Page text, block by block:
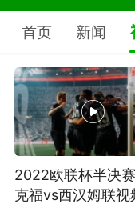
首页 新闻
2022欧联杯半决
克福vs西汉姆联视